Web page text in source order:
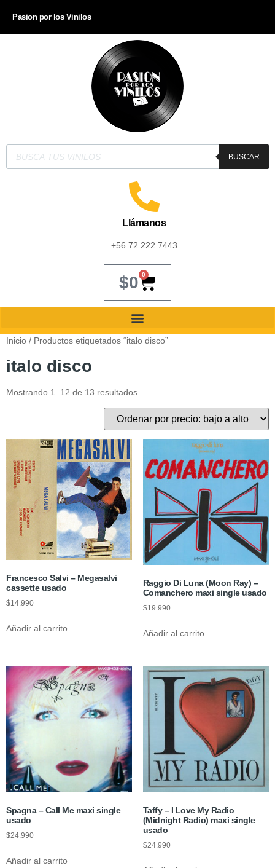
Pasion por los Vinilos
BUSCAR
Llámanos
+56 72 222 7443
$0 0
Inicio / Productos etiquetados “italo disco”
italo disco
Mostrando 1–12 de 13 resultados
Francesco Salvi – Megasalvi
cassette usado
$14.990
Añadir al carrito
Raggio Di Luna (Moon Ray) –
Comanchero maxi single usado
$19.990
Añadir al carrito
Spagna – Call Me maxi single
usado
$24.990
Añadir al carrito
Taffy – I Love My Radio
(Midnight Radio) maxi single
usado
$24.990